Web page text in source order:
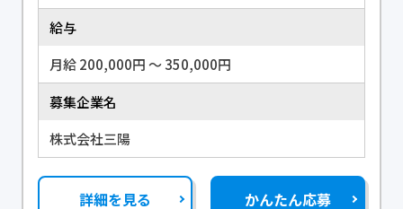
給与
月給 200,000円 〜 350,000円
募集企業名
株式会社三陽
詳細を見る かんたん応募